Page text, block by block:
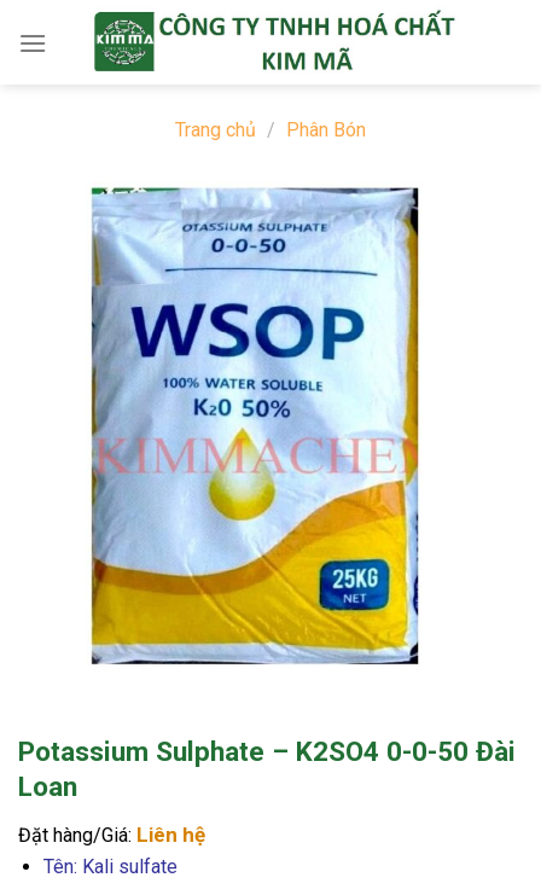
Trang chủ / Phân Bón
Potassium Sulphate – K2SO4 0-0-50 Đài
Loan
Đặt hàng/Giá: Liên hệ
Tên: Kali sulfate